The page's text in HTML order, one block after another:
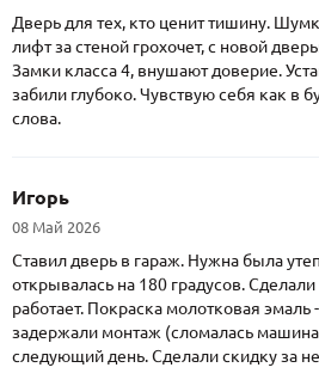
Дверь для тех, кто ценит тишину.
лифт за стеной грохочет, с новой
Замки класса 4, внушают доверие.
забили глубоко. Чувствую себя как в
слова.
Игорь
08 Май 2026
Ставил дверь в гараж. Нужна была
открывалась на 180 градусов.
работает. Покраска молотковая
задержали монтаж (сломалась
следующий день. Сделали скидку за